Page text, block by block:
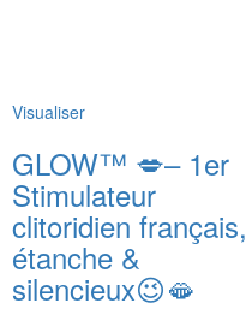
Visualiser
GLOW™ 💋– 1er
Stimulateur
clitoridien français,
étanche &
silencieux😉🫦